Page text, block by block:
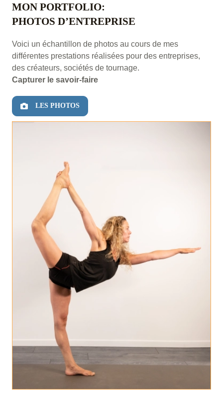
MON PORTFOLIO:
PHOTOS D’ENTREPRISE
Voici un échantillon de photos au cours de mes
différentes prestations réalisées pour des entreprises,
des créateurs, sociétés de tournage.
Capturer le savoir-faire
LES PHOTOS